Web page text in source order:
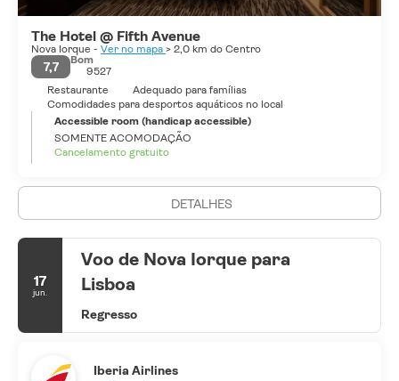
The Hotel @ Fifth Avenue
Nova Iorque - Ver no mapa > 2,0 km do Centro
7,7
Bom
9527
Restaurante
Adequado para famílias
Comodidades para desportos aquáticos no local
Accessible room (handicap accessible)
SOMENTE ACOMODAÇÃO
Cancelamento gratuito
DETALHES
17
jun.
Voo de Nova Iorque para
Lisboa
Regresso
Iberia Airlines